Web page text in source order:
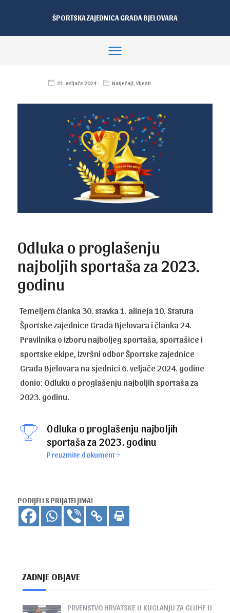
ŠPORTSKA ZAJEDNICA GRADA BJELOVARA
21. veljače 2024. Natječaji ,Vijesti
Odluka o proglašenju
najboljih sportaša za 2023.
godinu
Temeljem članka 30. stavka 1. alineja 10. Statuta
Športske zajednice Grada Bjelovara i članka 24.
Pravilnika o izboru najboljeg sportaša, sportašice i
sportske ekipe, Izvršni odbor Športske zajednice
Grada Bjelovara na sjednici 6. veljače 2024. godine
donio: Odluku o proglašenju najboljih sportaša za
2023. godinu.
Odluka o proglašenju najboljih
sportaša za 2023. godinu
Preuzmite dokument
PODIJELI S PRIJATELJIMA!
ZADNJE OBJAVE
PRVENSTVO HRVATSKE U KUGLANJU ZA GLUHE U